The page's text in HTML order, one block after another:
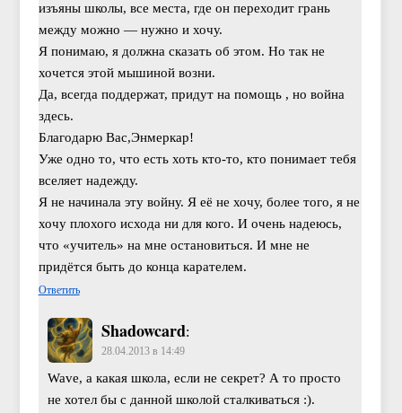
изъяны школы, все места, где он переходит грань
между можно — нужно и хочу.
Я понимаю, я должна сказать об этом. Но так не
хочется этой мышиной возни.
Да, всегда поддержат, придут на помощь , но война
здесь.
Благодарю Вас,Энмеркар!
Уже одно то, что есть хоть кто-то, кто понимает тебя
вселяет надежду.
Я не начинала эту войну. Я её не хочу, более того, я не
хочу плохого исхода ни для кого. И очень надеюсь,
что «учитель» на мне остановиться. И мне не
придётся быть до конца карателем.
Ответить
Shadowcard:
28.04.2013 в 14:49
Wave, а какая школа, если не секрет? А то просто
не хотел бы с данной школой сталкиваться :).